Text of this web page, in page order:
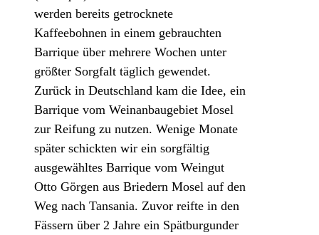
werden bereits getrocknete
Kaffeebohnen in einem gebrauchten
Barrique über mehrere Wochen unter
größter Sorgfalt täglich gewendet.
Zurück in Deutschland kam die Idee, ein
Barrique vom Weinanbaugebiet Mosel
zur Reifung zu nutzen. Wenige Monate
später schickten wir ein sorgfältig
ausgewähltes Barrique vom Weingut
Otto Görgen aus Briedern Mosel auf den
Weg nach Tansania. Zuvor reifte in den
Fässern über 2 Jahre ein Spätburgunder